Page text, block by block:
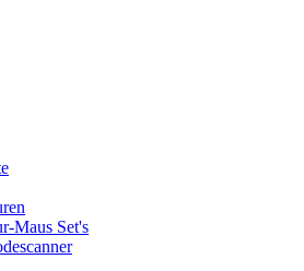
Maus Set's